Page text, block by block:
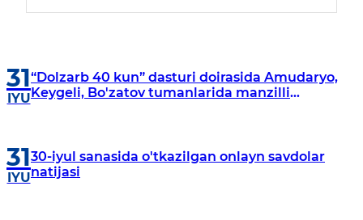
31
IYU
“Dolzarb 40 kun” dasturi doirasida Amudaryo,
Keygeli, Bo'zatov tumanlarida manzilli
31
IYU
30-iyul sanasida o'tkazilgan onlayn savdolar
natijasi